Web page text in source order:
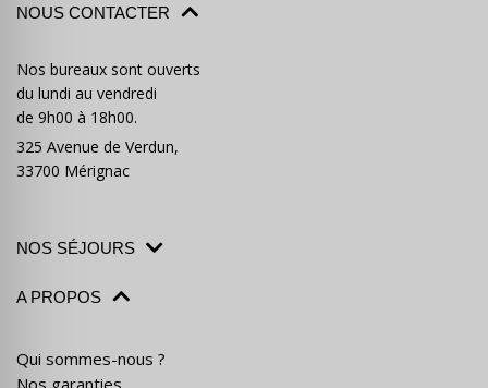
NOUS CONTACTER
Nos bureaux sont ouverts
du lundi au vendredi
de 9h00 à 18h00.
325 Avenue de Verdun,
33700 Mérignac
NOS SÉJOURS
A PROPOS
Qui sommes-nous ?
Nos garanties